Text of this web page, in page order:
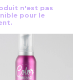
n'est pas
pour le